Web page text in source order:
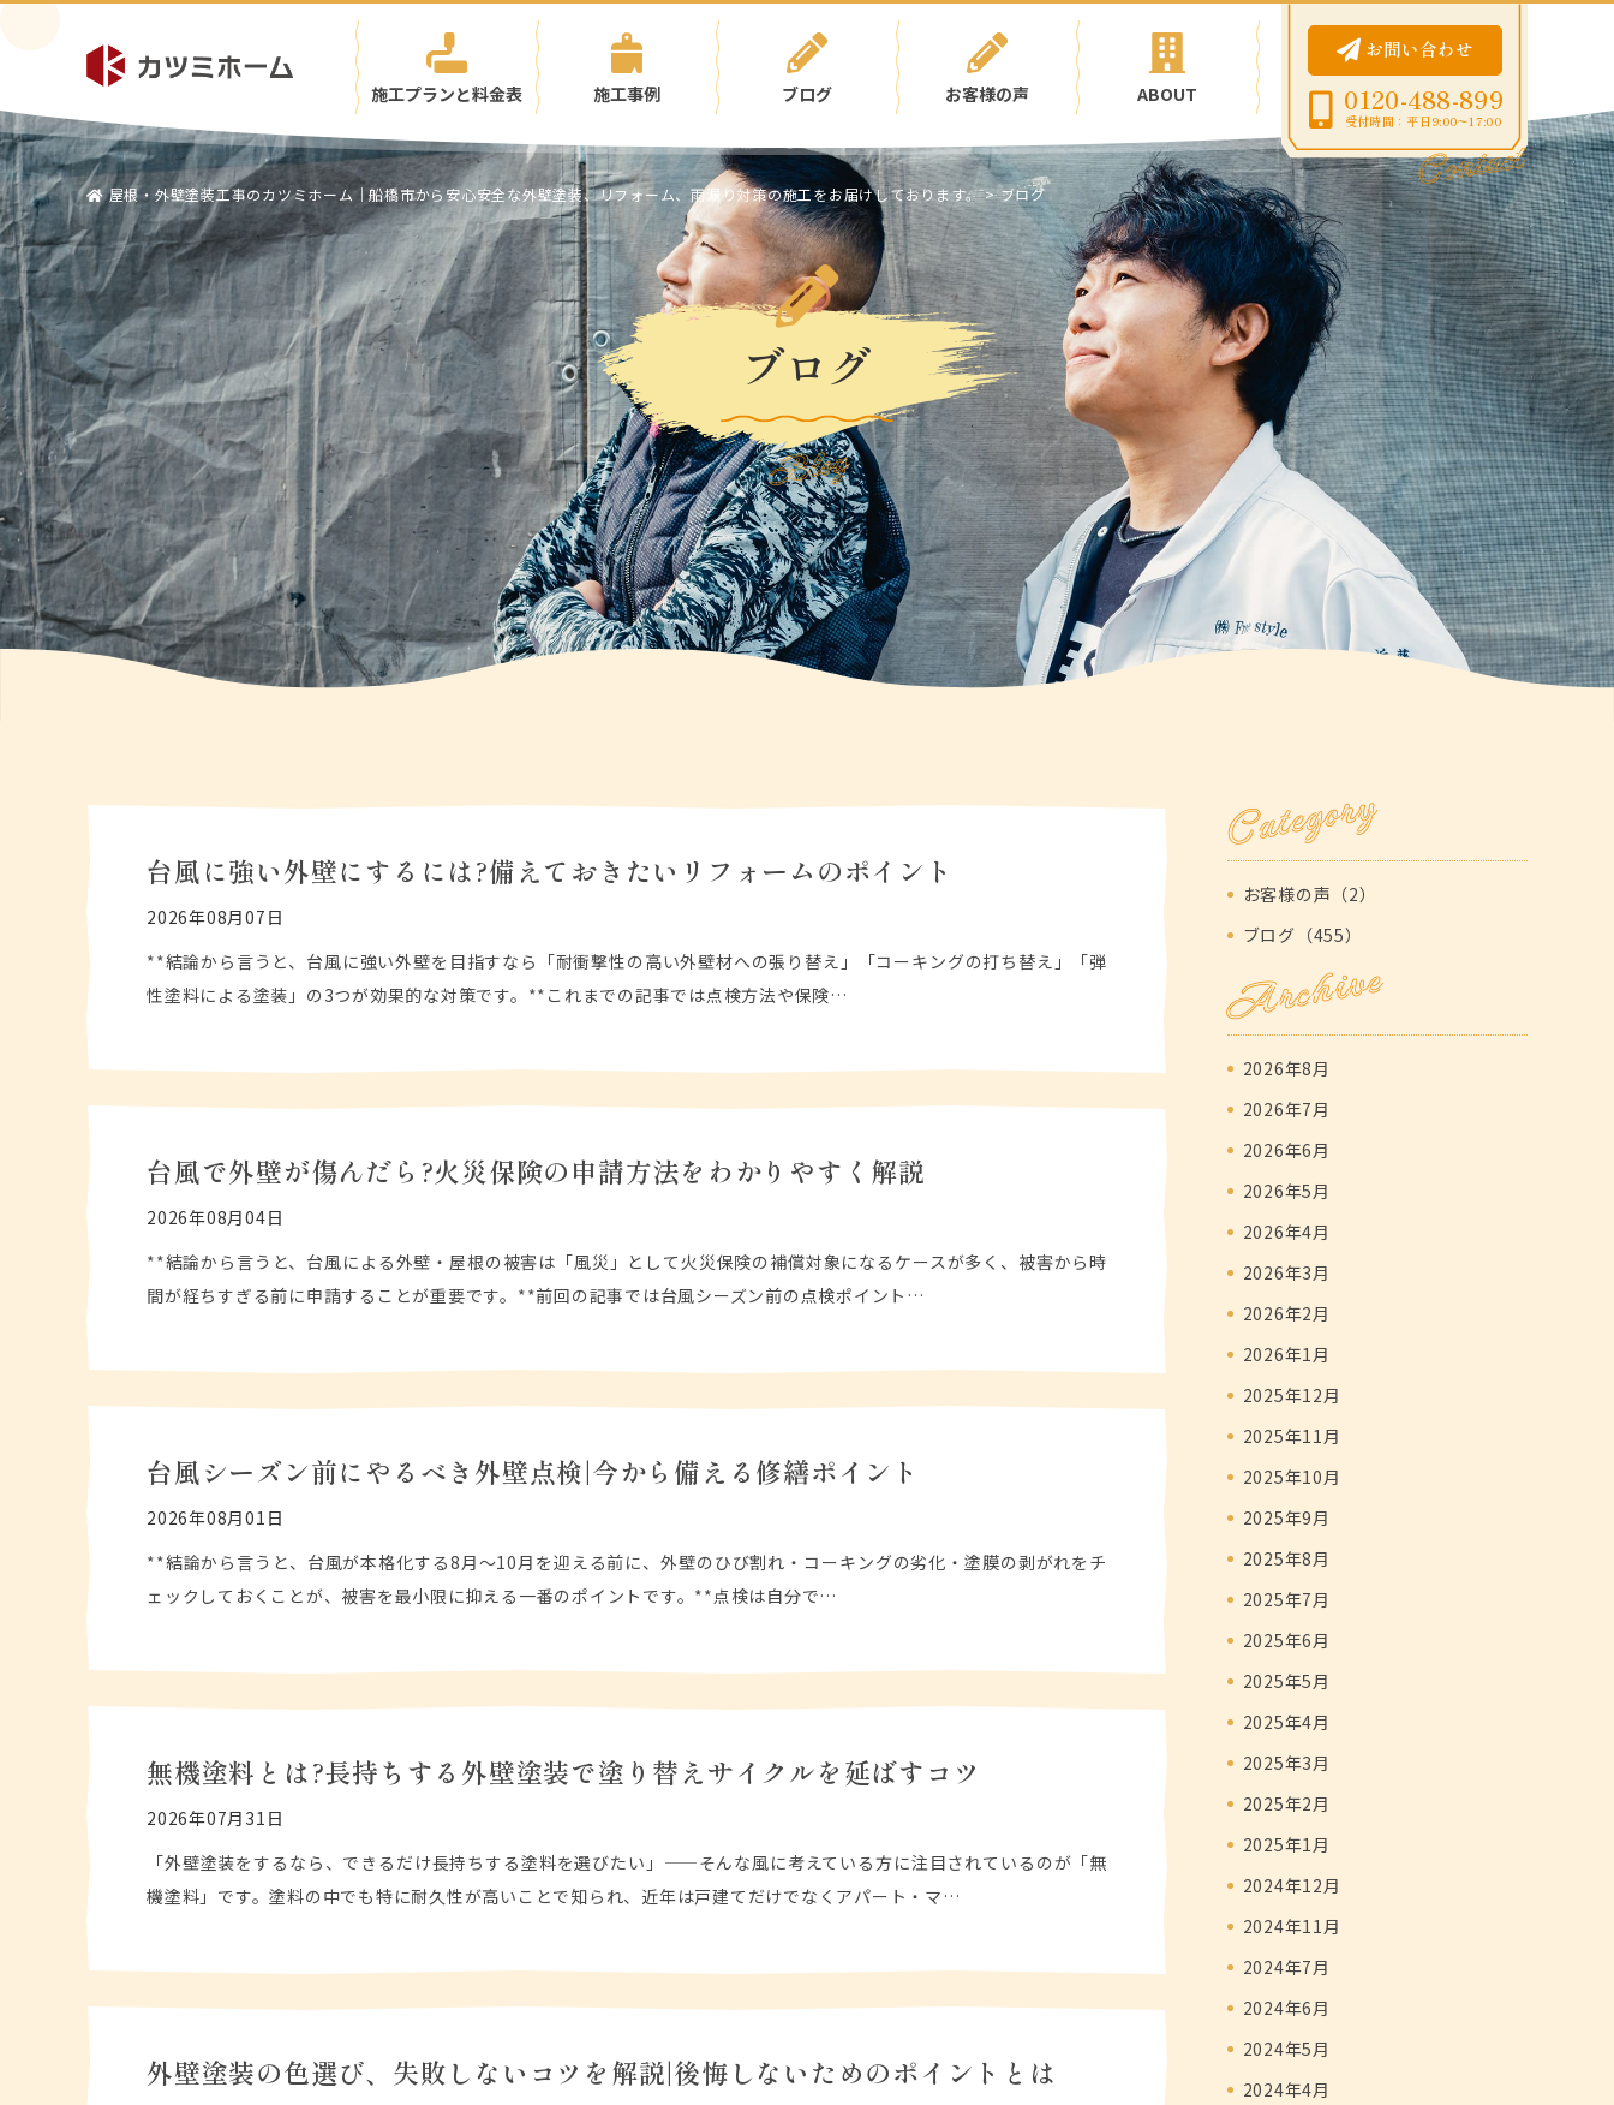
施工プランと料金表 施工事例 ブログ お客様の声 ABOUT
お問い合わせ
0120-488-899
受付時間：平日9:00〜17:00
屋根・外壁塗装工事のカツミホーム｜船橋市から安心安全な外壁塗装、リフォーム、雨漏り対策の施工をお届けしております。>ブログ
ブログ
Blog
台風に強い外壁にするには?備えておきたいリフォームのポイント
2026年08月07日
**結論から言うと、台風に強い外壁を目指すなら「耐衝撃性の高い外壁材への張り替え」「コーキングの打ち替え」「弾
性塗料による塗装」の3つが効果的な対策です。**これまでの記事では点検方法や保険…
台風で外壁が傷んだら?火災保険の申請方法をわかりやすく解説
2026年08月04日
**結論から言うと、台風による外壁・屋根の被害は「風災」として火災保険の補償対象になるケースが多く、被害から時
間が経ちすぎる前に申請することが重要です。**前回の記事では台風シーズン前の点検ポイント…
台風シーズン前にやるべき外壁点検|今から備える修繕ポイント
2026年08月01日
**結論から言うと、台風が本格化する8月〜10月を迎える前に、外壁のひび割れ・コーキングの劣化・塗膜の剥がれをチ
ェックしておくことが、被害を最小限に抑える一番のポイントです。**点検は自分で…
無機塗料とは?長持ちする外壁塗装で塗り替えサイクルを延ばすコツ
2026年07月31日
「外壁塗装をするなら、できるだけ長持ちする塗料を選びたい」——そんな風に考えている方に注目されているのが「無
機塗料」です。塗料の中でも特に耐久性が高いことで知られ、近年は戸建てだけでなくアパート・マ…
外壁塗装の色選び、失敗しないコツを解説|後悔しないためのポイントとは
Category
お客様の声（2）
ブログ（455）
Archive
2026年8月
2026年7月
2026年6月
2026年5月
2026年4月
2026年3月
2026年2月
2026年1月
2025年12月
2025年11月
2025年10月
2025年9月
2025年8月
2025年7月
2025年6月
2025年5月
2025年4月
2025年3月
2025年2月
2025年1月
2024年12月
2024年11月
2024年7月
2024年6月
2024年5月
2024年4月